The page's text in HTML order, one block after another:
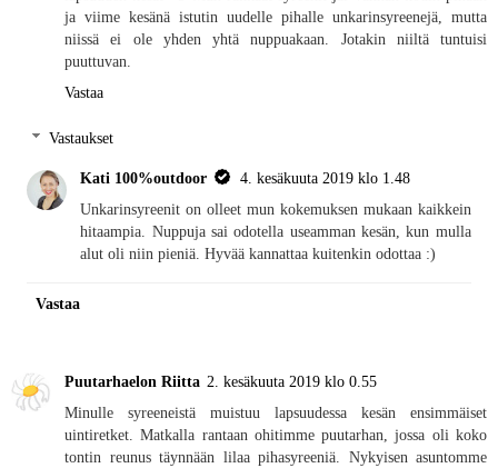
ja viime kesänä istutin uudelle pihalle unkarinsyreenejä, mutta
niissä ei ole yhden yhtä nuppuakaan. Jotakin niiltä tuntuisi
puuttuvan.
Vastaa
Vastaukset
Kati 100%outdoor
4. kesäkuuta 2019 klo 1.48
Unkarinsyreenit on olleet mun kokemuksen mukaan kaikkein
hitaampia. Nuppuja sai odotella useamman kesän, kun mulla
alut oli niin pieniä. Hyvää kannattaa kuitenkin odottaa :)
Vastaa
Puutarhaelon Riitta 2. kesäkuuta 2019 klo 0.55
Minulle syreeneistä muistuu lapsuudessa kesän ensimmäiset
uintiretket. Matkalla rantaan ohitimme puutarhan, jossa oli koko
tontin reunus täynnään lilaa pihasyreeniä. Nykyisen asuntomme